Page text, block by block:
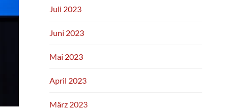
Juli 2023
Juni 2023
Mai 2023
April 2023
März 2023